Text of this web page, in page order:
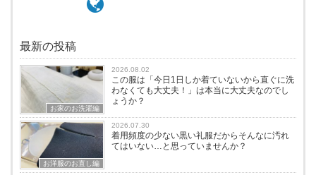
最新の投稿
お家のお洗濯編
2026.08.02
この服は「今日1日しか着ていないから直ぐに洗
わなくても大丈夫！」は本当に大丈夫なのでし
ょうか？
お洋服のお直し編
2026.07.30
着用頻度の少ない黒い礼服だからそんなに汚れ
てはいない…と思っていませんか？